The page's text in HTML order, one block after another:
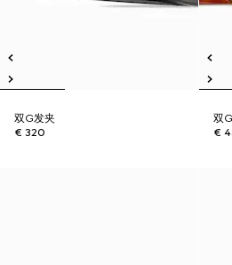
双G发夹
€ 320
双
€